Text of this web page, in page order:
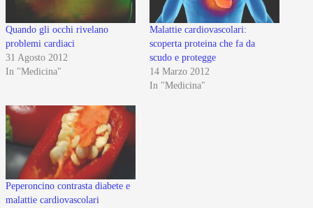
Quando gli occhi rivelano
problemi cardiaci
31 Agosto 2012
In "Medicina"
Malattie cardiovascolari:
scoperta proteina che fa da
scudo e protegge
14 Marzo 2012
In "Medicina"
Peperoncino contrasta diabete e
malattie cardiovascolari